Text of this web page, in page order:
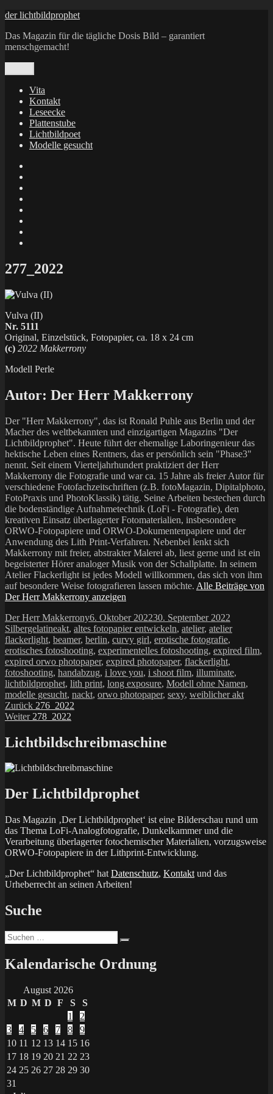
Zum
springen
der lichtbildprophet
Das Magazin für die tägliche Dosis Bild – garantiert
menschgemacht!
Vita
Kontakt
Leseecke
Plattenstube
Lichtbildpoet
Modelle gesucht
X
277_2022
Vulva (II)
Nr. 5111
Original, Einzelstück, Fotopapier, ca. 18 x 24 cm
(c) 2022 Makkerrony
Modell Perle
Autor: Der Herr Makkerrony
Der "Herr Makkerrony", das ist Ronald Puhle aus Berlin und der
Macher des weltbekannten und einzigartigen Magazins "Der
Lichtbildprophet". Heute führt der ehemalige Laboringenieur das
hektische Leben eines Rentners, das er persönlich sein "Phase3"
nennt. Seit einem Vierteljahrhundert praktiziert der Herr
Makkerrony die Fotografie und war ca. 15 Jahre als freier Autor für
verschiedene Fotofachzeitschriften (z.B. fotoMagazin, Dipitalphoto,
FotoPraxis und PhotoKlassik) tätig. Seine Arbeiten bestechen durch
die bodenständige Aufnahmetechnik (LoFi - Fotografie), den
kreativen Einsatz überlagerter Fotomaterialien, insbesondere
ORWO-Fotopapiere und ORWO-Dokumentenpapiere und der
Anwendung des Lith Print-Verfahren. Nebenbei lenkt sich
Makkerrony mit freier, abstrakter Malerei ab, liest gerne und ist ein
begeisterter Hörer analoger Musik von der Schallplatte. In seinem
Atelier Flackerlight ist jedes Modell willkommen, das sich von ihm
auf besondere Weise fotografieren lassen möchte. Alle Beiträge von
Der Herr Makkerrony anzeigen
Autor
Der Herr MakkerronyVeröffentlicht
am
6. Oktober 202230. September 2022
SilbergelatineSchlagwörter
akt, altes fotopapier entwickeln, atelier, atelier
flackerlight, beamer, berlin, curvy girl, erotische fotografie,
erotisches fotoshooting, experimentelles fotoshooting, expired film,
expired orwo photopaper, expired photopaper, flackerlight,
fotoshooting, handabzug, i love you, i shoot film, illuminate,
lichtbildprophet, lith print, long exposure, Modell ohne Namen,
modelle gesucht, nackt, orwo photopaper, sexy, weiblicher akt
Beitragsnavigation
Zurück Vorheriger
Beitrag:
276_2022
Weiter Nächster
278_2022
Lichtbildschreibmaschine
Der Lichtbildprophet
Das Magazin ‚Der Lichtbildprophet‘ ist eine Bilderschau rund um
das Thema LoFi-Analogfotografie, Dunkelkammer und die
Verarbeitung überlagerter fotochemischer Materialien, vorzugsweise
ORWO-Fotopapiere in der Lithprint-Entwicklung.
„Der Lichtbildprophet“ hat Datenschutz, Kontakt und das
Urheberrecht an seinen Arbeiten!
Suche
Suchen
nach:
Kalendarische Ordnung
August 2026
M D M D F S
S
1
2
3
4 5 6 7 8
9
10 11 12 13 14 15 16
17 18 19 20 21 22 23
24 25 26 27 28 29 30
31